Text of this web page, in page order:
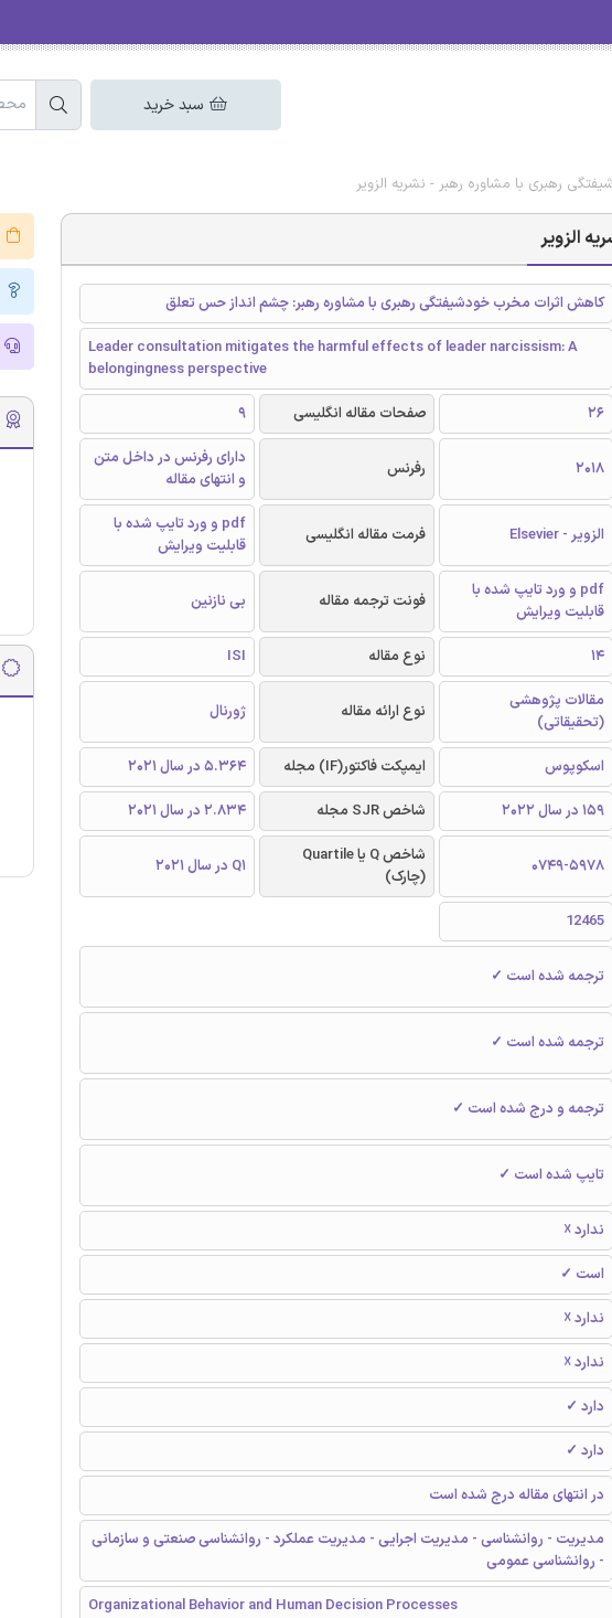
سبد خرید
رهبری با مشاوره رهبر - نشریه الزویر
الزویر
کاهش اثرات مخرب خودشیفتگی رهبری با مشاوره رهبر: چشم انداز حس تعلق
Leader consultation mitigates the harmful effects of leader narcissism: A
belongingness perspective
26 صفحات مقاله انگلیسی 9
2018 رفرنس
دارای رفرنس در داخل متن
و انتهای مقاله
الزویر - Elsevier فرمت مقاله انگلیسی
pdf و ورد تایپ شده با
قابلیت ویرایش
pdf و ورد تایپ شده با
قابلیت ویرایش
فونت ترجمه مقاله بی نازنین
14 نوع مقاله ISI
مقالات پژوهشی
(تحقیقاتی)
نوع ارائه مقاله ژورنال
اسکوپوس ایمپکت فاکتور(IF) مجله
5.364 در سال 2021
159 در سال 2022 شاخص SJR مجله 2.834 در سال 2021
0749-5978
شاخص Q یا Quartile
(چارک)
Q1 در سال 2021
12465
ترجمه شده است ✓
ترجمه شده است ✓
ترجمه و درج شده است ✓
تایپ شده است ✓
ندارد ☓
است ✓
ندارد ☓
ندارد ☓
دارد ✓
دارد ✓
در انتهای مقاله درج شده است
مدیریت - روانشناسی - مدیریت اجرایی - مدیریت عملکرد - روانشناسی صنعتی و سازمانی
- روانشناسی عمومی
Organizational Behavior and Human Decision Processes